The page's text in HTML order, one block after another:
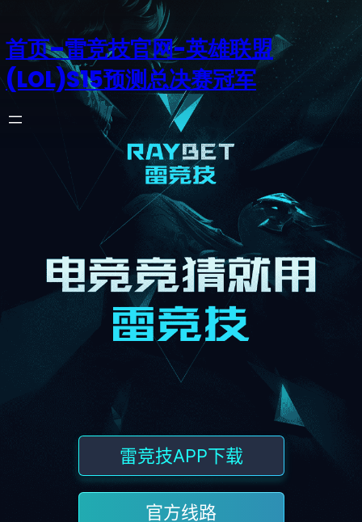
首页–雷竞技官网-英雄联盟
(LOL)S15预测总决赛冠军